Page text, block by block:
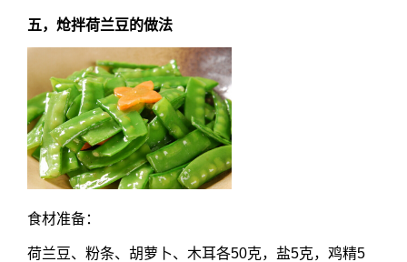
五，炝拌荷兰豆的做法
食材准备：
荷兰豆、粉条、胡萝卜、木耳各50克，盐5克，鸡精5